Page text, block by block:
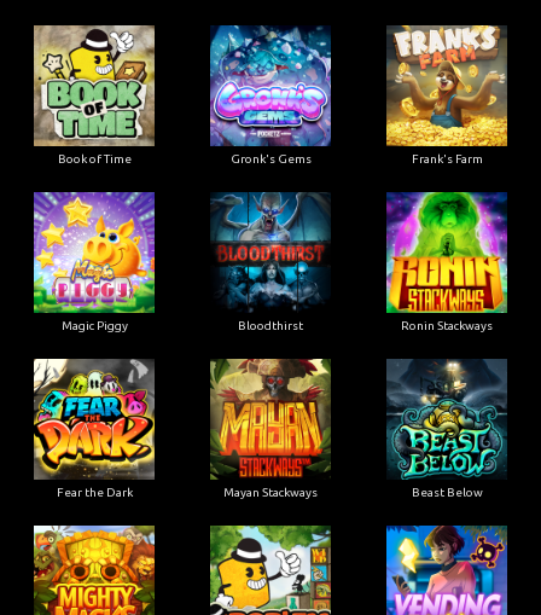
Book of Time Gronk's Gems Frank's Farm
Magic Piggy Bloodthirst Ronin Stackways
Fear the Dark Mayan Stackways Beast Below